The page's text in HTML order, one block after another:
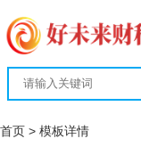
首页 > 模板详情